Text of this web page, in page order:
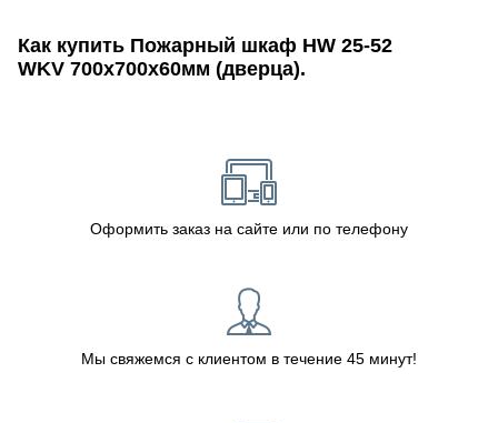
Как купить Пожарный шкаф HW 25-52
WKV 700х700х60мм (дверца).
Оформить заказ на сайте или по телефону
Мы свяжемся с клиентом в течение 45 минут!